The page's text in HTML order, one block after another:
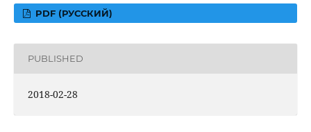
PDF (РУССКИЙ)
PUBLISHED
2018-02-28